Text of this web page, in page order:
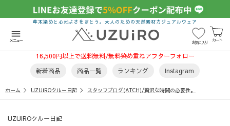
menu
メニュー お気に入り カート
草木染めと心地よさをまとう。大人のための天然素材カジュアルウェア
16,500円以上で送料無料/無料染め重ねアフターフォロー
新着商品
商品一覧 ランキング Instagram
ホーム UZUiROクルー日記 スタッフブログ(ATCH)/贅沢な時間の必要性。
UZUiROクルー日記